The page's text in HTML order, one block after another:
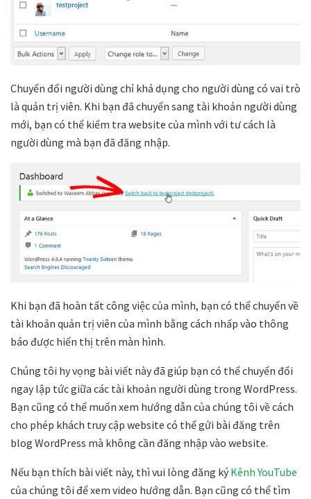
Chuyển đổi người dùng chỉ khả dụng cho người dùng có vai trò
là quản trị viên. Khi bạn đã chuyển sang tài khoản người dùng
mới, bạn có thể kiểm tra website của mình với tư cách là
người dùng mà bạn đã đăng nhập.
Khi bạn đã hoàn tất công việc của mình, bạn có thể chuyển về
tài khoản quản trị viên của mình bằng cách nhấp vào thông
báo được hiển thị trên màn hình.
Chúng tôi hy vọng bài viết này đã giúp bạn có thể chuyển đổi
ngay lập tức giữa các tài khoản người dùng trong WordPress.
Bạn cũng có thể muốn xem hướng dẫn của chúng tôi về cách
cho phép khách truy cập website có thể gửi bài đăng trên
blog WordPress mà không cần đăng nhập vào website.
Nếu bạn thích bài viết này, thì vui lòng đăng ký Kênh YouTube
của chúng tôi để xem video hướng dẫn. Bạn cũng có thể tìm